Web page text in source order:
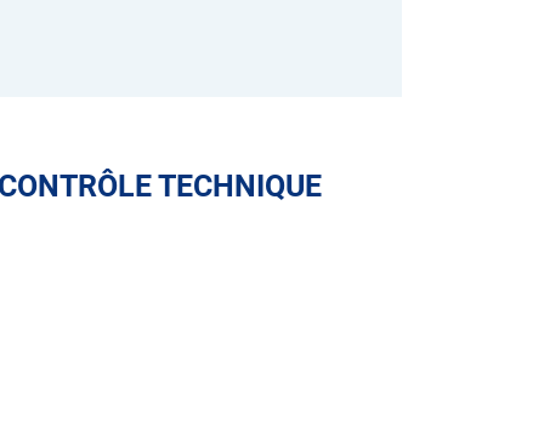
TECHNIQUE